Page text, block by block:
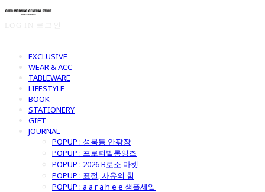
EXCLUSIVE
WEAR & ACC
TABLEWARE
LIFESTYLE
BOOK
STATIONERY
GIFT
JOURNAL
POPUP : 성북동 안팎장
POPUP : 프로퍼빌롱잉즈
POPUP : 2026 B로소 마켓
POPUP : 표절, 사유의 힘
POPUP : a a r a h e e 샘플세일